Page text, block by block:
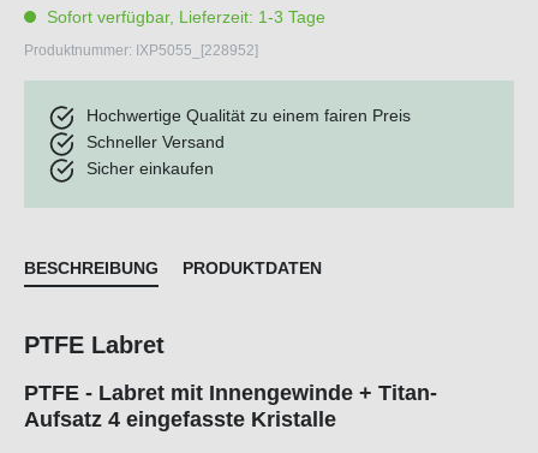
Sofort verfügbar, Lieferzeit: 1-3 Tage
Produktnummer: IXP5055_[228952]
Hochwertige Qualität zu einem fairen Preis
Schneller Versand
Sicher einkaufen
BESCHREIBUNG PRODUKTDATEN
PTFE Labret
PTFE - Labret mit Innengewinde + Titan-
Aufsatz 4 eingefasste Kristalle